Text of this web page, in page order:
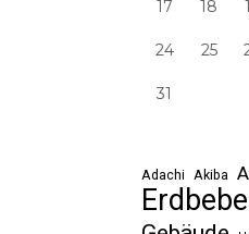
17 18
24 25
31
Adachi Akiba